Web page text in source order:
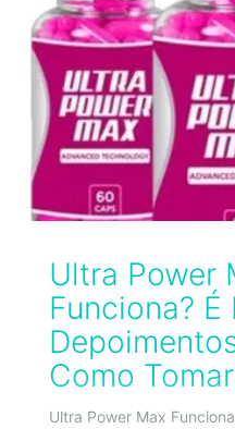
Ultra Power
Funciona? É
Como
Ultra Power Max